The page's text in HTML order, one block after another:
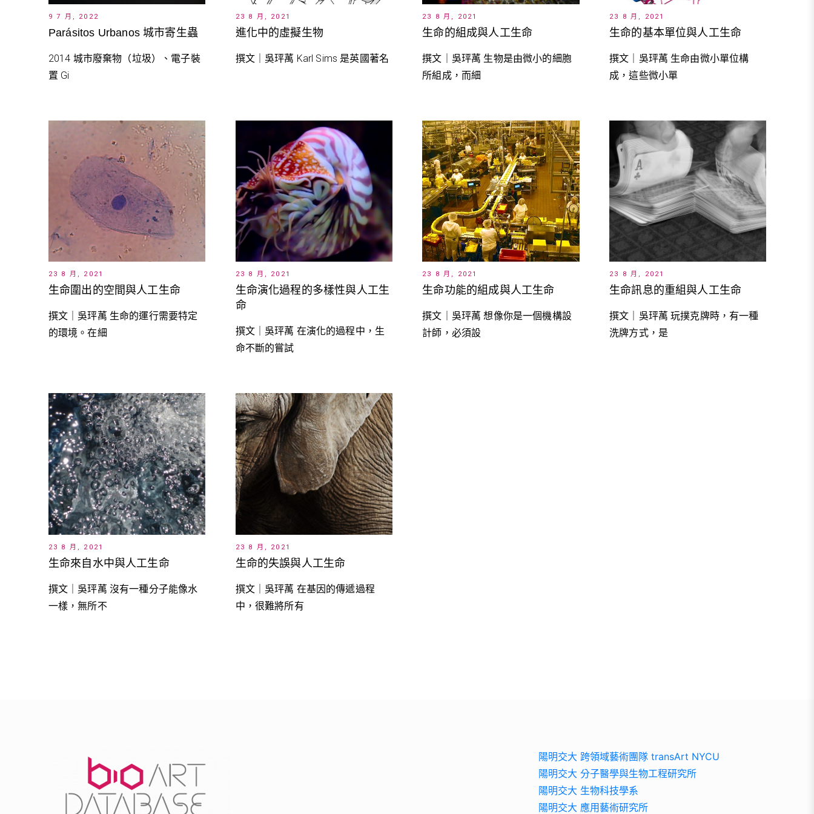
9 7 月, 2022
Parásitos Urbanos 城市寄生蟲
2014 城市廢棄物（垃圾）、電子裝
置 Gi
23 8 月, 2021
進化中的虛擬生物
撰文｜吳玶萭 Karl Sims 是英國著名
23 8 月, 2021
生命的組成與人工生命
撰文｜吳玶萭 生物是由微小的細胞
所組成，而細
23 8 月, 2021
生命的基本單位與人工生命
撰文｜吳玶萭 生命由微小單位構
成，這些微小單
23 8 月, 2021
生命圍出的空間與人工生命
撰文｜吳玶萭 生命的運行需要特定
的環境。在細
23 8 月, 2021
生命演化過程的多樣性與人工生
命
撰文｜吳玶萭 在演化的過程中，生
命不斷的嘗試
23 8 月, 2021
生命功能的組成與人工生命
撰文｜吳玶萭 想像你是一個機構設
計師，必須設
23 8 月, 2021
生命訊息的重組與人工生命
撰文｜吳玶萭 玩撲克牌時，有一種
洗牌方式，是
23 8 月, 2021
生命來自水中與人工生命
撰文｜吳玶萭 沒有一種分子能像水
一樣，無所不
23 8 月, 2021
生命的失誤與人工生命
撰文｜吳玶萭 在基因的傳遞過程
中，很難將所有
陽明交大 跨領域藝術團隊 transArt NYCU
陽明交大 分子醫學與生物工程研究所
陽明交大 生物科技學系
陽明交大 應用藝術研究所